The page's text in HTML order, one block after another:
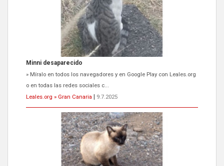
Siami Perdida
Se llama Siami,es hembra de 4 años,esterilizada con marca de
oreja,cariñosa,mimosa pero miedosa,e...
Leales.org » Gran Canaria
9.7.2025